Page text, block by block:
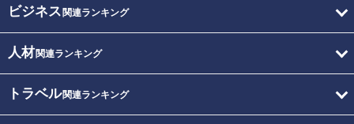
ビジネス 関連ランキング
人材関連ランキング
トラベル関連ランキング